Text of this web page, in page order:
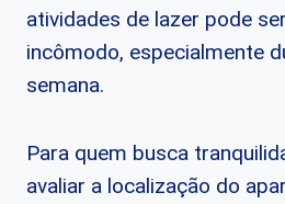
atividades de lazer pode
incômodo, especialmente
semana.
Para quem busca
avaliar a localização do